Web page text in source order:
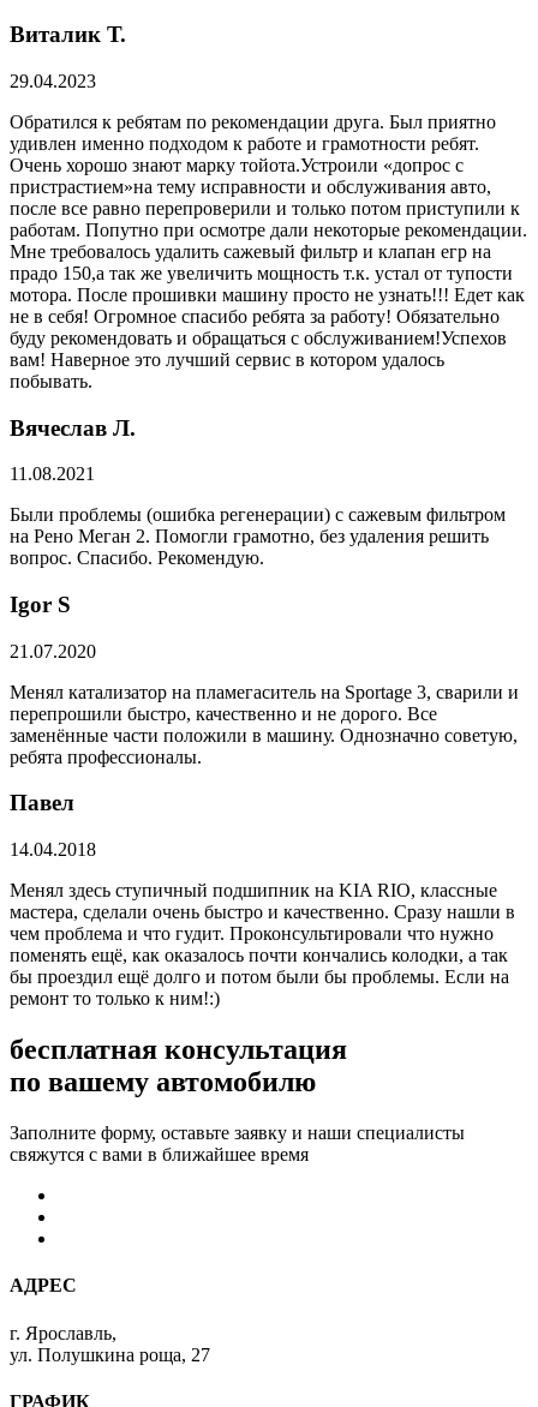
Виталик Т.
29.04.2023
Обратился к ребятам по рекомендации друга. Был приятно
удивлен именно подходом к работе и грамотности ребят.
Очень хорошо знают марку тойота.Устроили «допрос с
пристрастием»на тему исправности и обслуживания авто,
после все равно перепроверили и только потом приступили к
работам. Попутно при осмотре дали некоторые рекомендации.
Мне требовалось удалить сажевый фильтр и клапан егр на
прадо 150,а так же увеличить мощность т.к. устал от тупости
мотора. После прошивки машину просто не узнать!!! Едет как
не в себя! Огромное спасибо ребята за работу! Обязательно
буду рекомендовать и обращаться с обслуживанием!Успехов
вам! Наверное это лучший сервис в котором удалось
побывать.
Вячеслав Л.
11.08.2021
Были проблемы (ошибка регенерации) с сажевым фильтром
на Рено Меган 2. Помогли грамотно, без удаления решить
вопрос. Спасибо. Рекомендую.
​Igor S
21.07.2020
Менял катализатор на пламегаситель на Sportage 3, сварили и
перепрошили быстро, качественно и не дорого. Все
заменённые части положили в машину. Однозначно советую,
ребята профессионалы.
Павел
14.04.2018
Менял здесь ступичный подшипник на KIA RIO, классные
мастера, сделали очень быстро и качественно. Сразу нашли в
чем проблема и что гудит. Проконсультировали что нужно
поменять ещё, как оказалось почти кончались колодки, а так
бы проездил ещё долго и потом были бы проблемы. Если на
ремонт то только к ним!:)
бесплатная консультация
по вашему автомобилю
Заполните форму, оставьте заявку и наши специалисты
свяжутся с вами в ближайшее время
АДРЕС
г. Ярославль,
ул. Полушкина роща, 27
ГРАФИК